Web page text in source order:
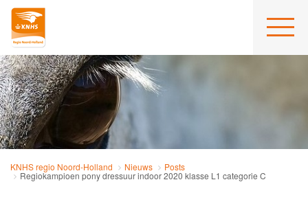
KNHS regio Noord-Holland Nieuws Posts
Regiokampioen pony dressuur indoor 2020 klasse L1 categorie C